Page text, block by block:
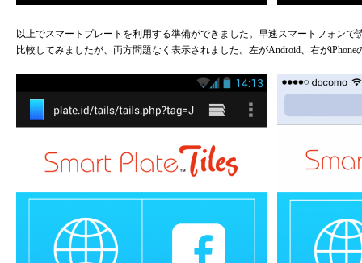
以上でスマートプレートを利用する準備ができました。早速スマートフォンで
比較してみましたが、両方問題なく表示されました。左がAndroid、右がiPhone